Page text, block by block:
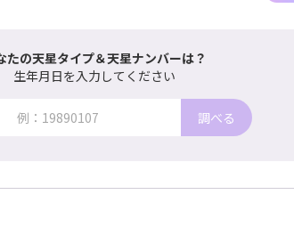
たの天星タイプ＆天星ナンバーは？
生年月日を入力してください
調べる